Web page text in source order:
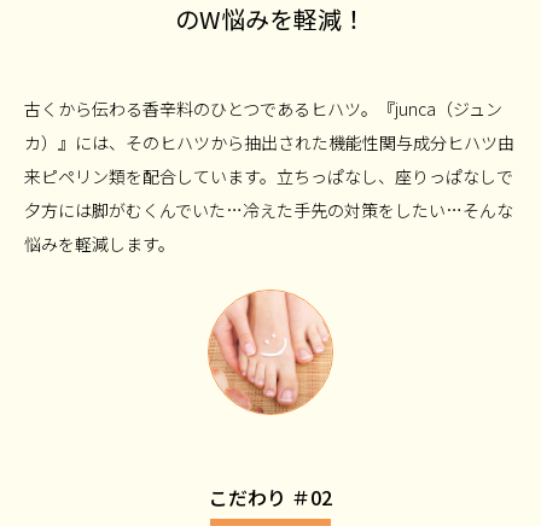
のW悩みを軽減！
古くから伝わる香辛料のひとつであるヒハツ。『junca（ジュン
カ）』には、そのヒハツから抽出された機能性関与成分ヒハツ由
来ピペリン類を配合しています。立ちっぱなし、座りっぱなしで
夕方には脚がむくんでいた…冷えた手先の対策をしたい…そんな
悩みを軽減します。
こだわり ＃02